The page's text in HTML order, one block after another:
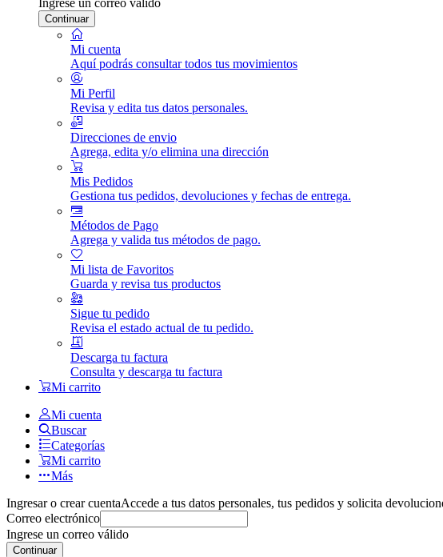
Continuar
Mi cuenta
Aquí podrás consultar todos tus movimientos
Mi Perfil
Revisa y edita tus datos personales.
Direcciones de envio
Agrega, edita y/o elimina una dirección
Mis Pedidos
Gestiona tus pedidos, devoluciones y fechas de entrega.
Métodos de Pago
Agrega y valida tus métodos de pago.
Mi lista de Favoritos
Guarda y revisa tus productos
Sigue tu pedido
Revisa el estado actual de tu pedido.
Descarga tu factura
Consulta y descarga tu factura
Mi carrito
Mi cuenta
Buscar
Categorías
Mi carrito
Más
Ingresar o crear cuentaAccede a tus datos personales, tus pedidos y solicita
Correo electrónico
Ingrese un correo válido
Continuar